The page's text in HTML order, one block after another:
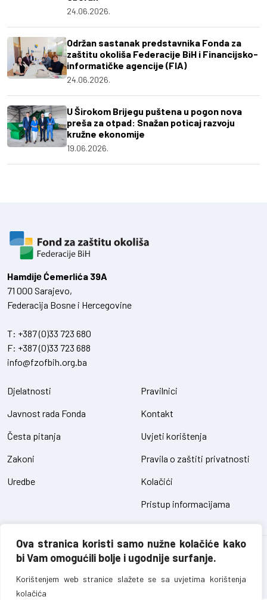
Ova stranica koristi samo nužne kolačiće kako
bi Vam omogućili bolje i ugodnije surfanje.
Korištenjem web stranice slažete se sa uvjetima korištenja
kolačića
24.06.2026.
Održan sastanak predstavnika Fonda za
zaštitu okoliša Federacije BiH i Financijsko-
informatičke agencije (FIA)
24.06.2026.
U Širokom Brijegu puštena u pogon nova
preša za otpad: Snažan poticaj razvoju
kružne ekonomije
19.06.2026.
Hamdiје Ćemerlića 39A
71 000 Sarajevo,
Federacija Bosne i Hercegovine
T: +387 (0)33 723 680
F: +387 (0)33 723 688
info@fzofbih.org.ba
Djelatnosti
Javnost rada Fonda
Česta pitanja
Zakoni
Uredbe
Pravilnici
Kontakt
Uvjeti korištenja
Pravila o zaštiti privatnosti
Kolačići
Pristup informacijama
Fond za zaštitu okoliša FBiH – sva prava pridržana // design and
developmentSIK